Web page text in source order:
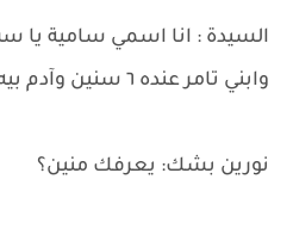
وابني تامر عنده ٦ سنين وآدم بيه يعرفني وقال انه
نورين بشك: يعرفك منين؟